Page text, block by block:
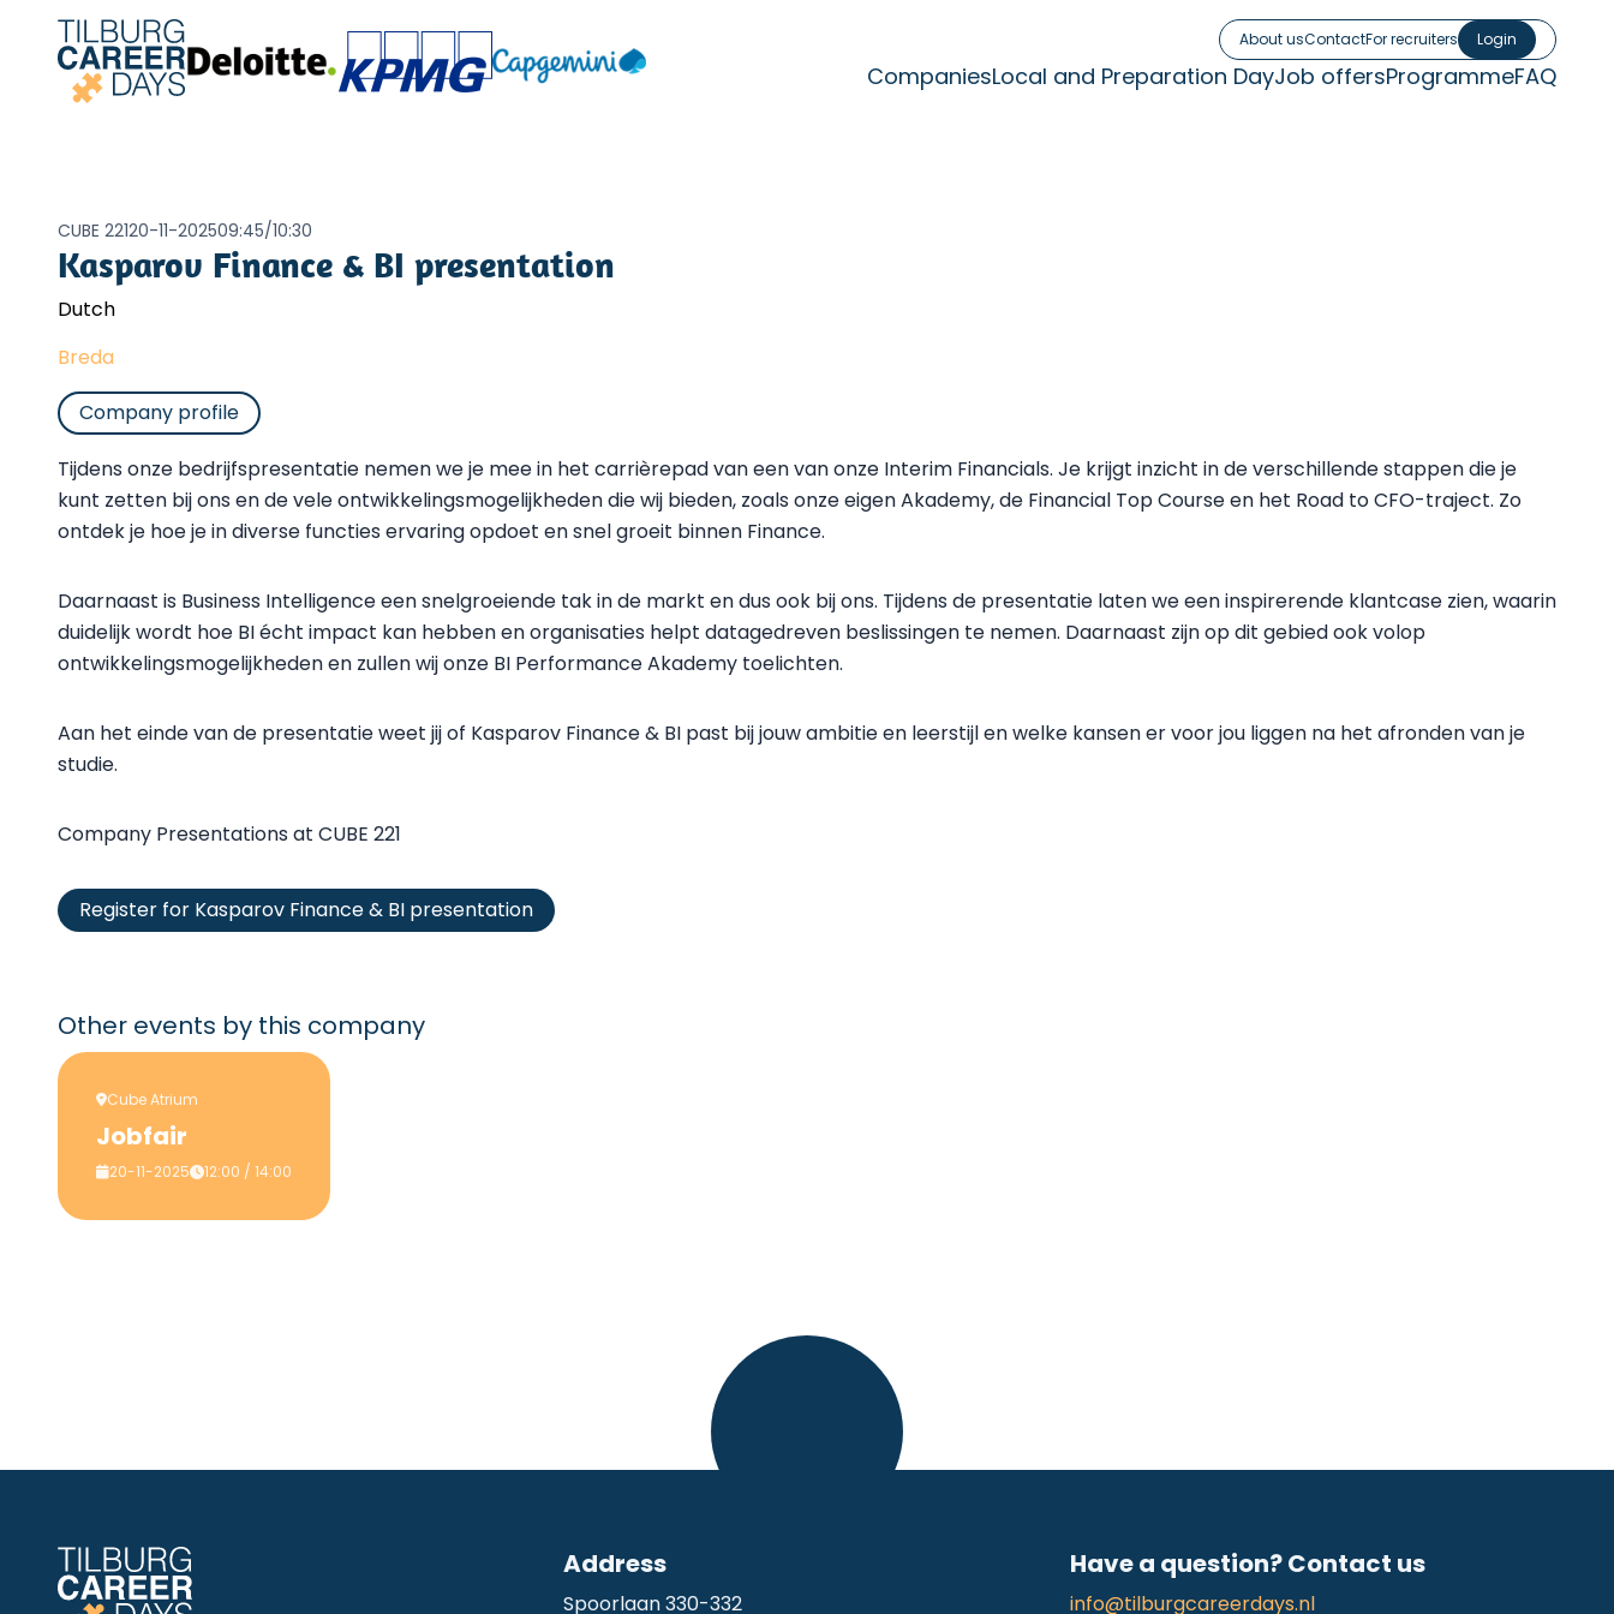
About usContactFor recruiters Login
CompaniesLocal and Preparation DayJob offersProgrammeFAQ
CUBE 22120-11-202509:45/10:30
Kasparov Finance & BI presentation
Dutch
Breda
Company profile
Tijdens onze bedrijfspresentatie nemen we je mee in het carrièrepad van een van onze Interim Financials. Je krijgt inzicht in de verschillende stappen die je
kunt zetten bij ons en de vele ontwikkelingsmogelijkheden die wij bieden, zoals onze eigen Akademy, de Financial Top Course en het Road to CFO-traject. Zo
ontdek je hoe je in diverse functies ervaring opdoet en snel groeit binnen Finance.
Daarnaast is Business Intelligence een snelgroeiende tak in de markt en dus ook bij ons. Tijdens de presentatie laten we een inspirerende klantcase zien, waarin
duidelijk wordt hoe BI écht impact kan hebben en organisaties helpt datagedreven beslissingen te nemen. Daarnaast zijn op dit gebied ook volop
ontwikkelingsmogelijkheden en zullen wij onze BI Performance Akademy toelichten.
Aan het einde van de presentatie weet jij of Kasparov Finance & BI past bij jouw ambitie en leerstijl en welke kansen er voor jou liggen na het afronden van je
studie.
Company Presentations at CUBE 221
Register for Kasparov Finance & BI presentation
Other events by this company
Cube Atrium
Jobfair
20-11-2025 12:00 / 14:00
Address
Spoorlaan 330-332
Have a question? Contact us
info@tilburgcareerdays.nl